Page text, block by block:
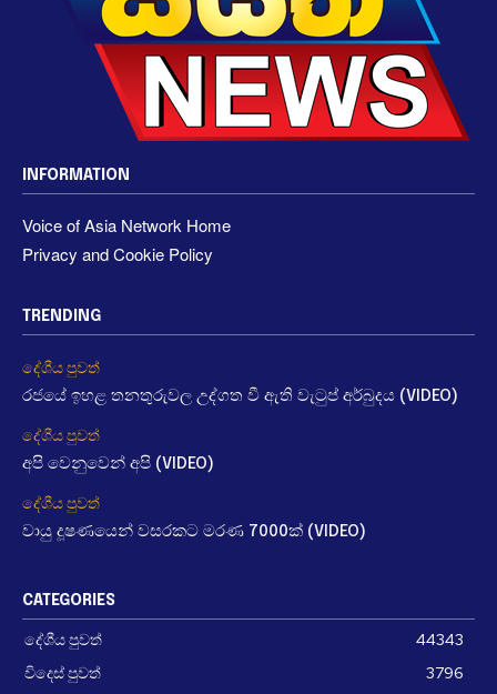
INFORMATION
Voice of Asia Network Home
Privacy and Cookie Policy
TRENDING
දේශීය පුවත්
රජයේ ඉහළ තනතුරුවල උද්ගත වී ඇති වැටුප් අර්බුදය (VIDEO)
දේශීය පුවත්
අපි වෙනුවෙන් අපි (VIDEO)
දේශීය පුවත්
වායු දූෂණයෙන් වසරකට මරණ 7000ක් (VIDEO)
CATEGORIES
දේශීය පුවත්
44343
විදෙස් පුවත්
3796